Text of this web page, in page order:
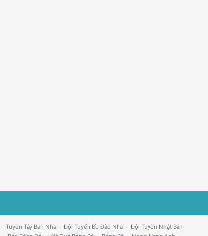
Tuyển Tây Ban Nha Đội Tuyển Bồ Đào Nha
Đội Tuyển Nhật Bản